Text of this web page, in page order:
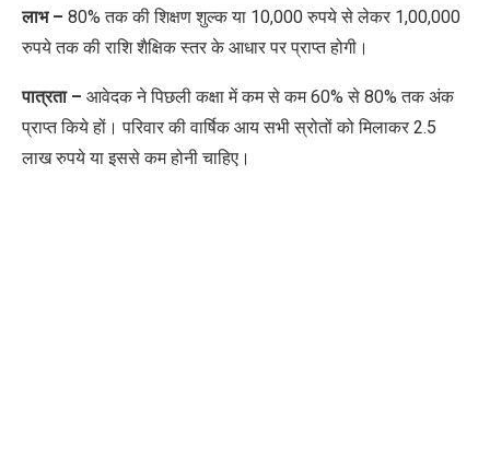
लाभ – 80% तक की शिक्षण शुल्क या 10,000 रुपये से लेकर 1,00,000
रुपये तककी राशि शैक्षिक स्तर के आधार पर प्राप्त होगी।
पात्रता – आवेदक ने पिछली कक्षा में कम से कम 60%से 80% तकअंक
प्राप्त किये हों। परिवार की वार्षिक आय सभी स्रोतों को मिलाकर 2.5
लाख रुपये या इससे कम होनी चाहिए।